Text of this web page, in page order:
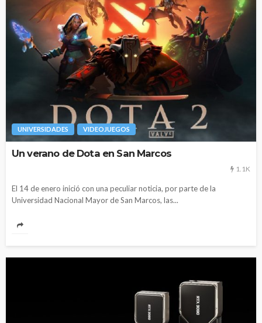
UNIVERSIDADES VIDEOJUEGOS
Un verano de Dota en San Marcos
1.1K
El 14 de enero inició con una peculiar noticia, por parte de la
Universidad Nacional Mayor de San Marcos, las...